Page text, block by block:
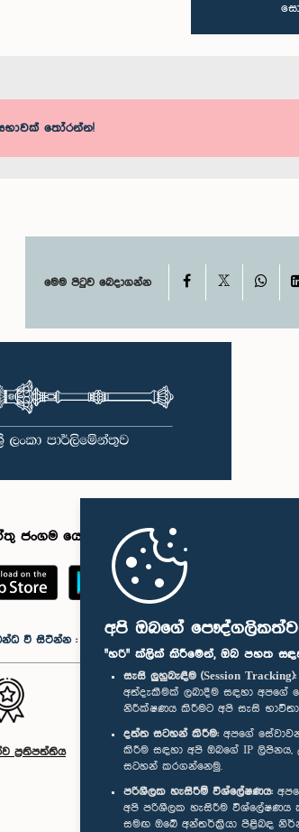
අපි ඔබගේ
"හරි" ක්ලික් කිරීමෙන්, ඔබ පහත
සැසි ලුහුබැඳීම (Session Tracking):
අත්දැකීමක් ලබාදීම සඳහා අපගේ
නිරීක්ෂණය කිරීමට අපි සැසි
දත්ත සටහන් කිරීම: අපගේ
කිරීම සඳහා අපි ඔබගේ IP
සටහන් කරගන්නෙමු.
පරිශීලක හැසිරීම් විශ්ලේෂණය:
අපි පරිශීලක හැසිරීම විශ්ලේෂණය
සමඟ ඔබේ අන්තර්ක්‍රියා පිළිබඳ
තෝරන්න!
මෙම පිටුව බෙදාගන්න Facebook
ජංගම යෙදුම
වී සිටින්න :
ප්‍රතිපත්තිය